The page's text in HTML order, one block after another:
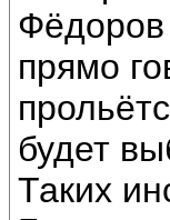
Фёдоров
прямо
будет
Таких